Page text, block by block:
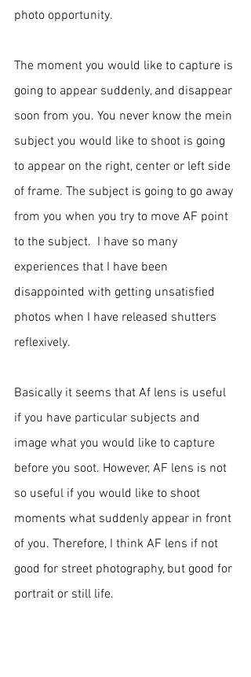
photo opportunity.
The moment you would like to capture is
going to appear suddenly, and disappear
soon from you. You never know the mein
subject you would like to shoot is going
to appear on the right, center or left side
of frame. The subject is going to go away
from you when you try to move AF point
to the subject.  I have so many
experiences that I have been
disappointed with getting unsatisfied
photos when I have released shutters
reflexively.
Basically it seems that Af lens is useful
if you have particular subjects and
image what you would like to capture
before you soot. However, AF lens is not
so useful if you would like to shoot
moments what suddenly appear in front
of you. Therefore, I think AF lens if not
good for street photography, but good for
portrait or still life.